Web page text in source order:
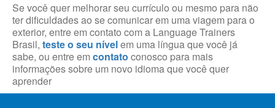
Se você quer melhorar seu currículo ou mesmo para não
ter dificuldades ao se comunicar em uma viagem para o
exterior, entre em contato com a Language Trainers
Brasil, teste o seu nívelem uma língua que você já
sabe, ou entre em contato conosco para mais
informações sobre um novo idioma que você quer
aprender